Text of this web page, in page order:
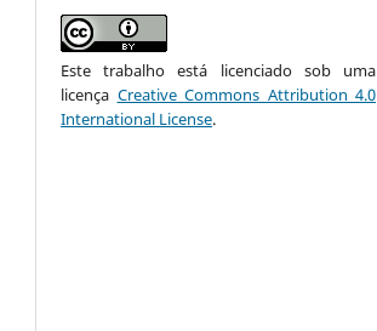
Este trabalho está licenciado sob uma
licença Creative Commons Attribution 4.0
International License.